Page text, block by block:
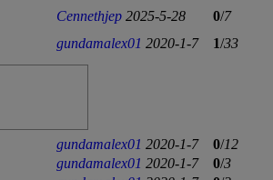
Cennethjep 2025-5-28 0/7
gundamalex01 2020-1-7 1/33
gundamalex01 2020-1-7 0/12
gundamalex01 2020-1-7 0/3